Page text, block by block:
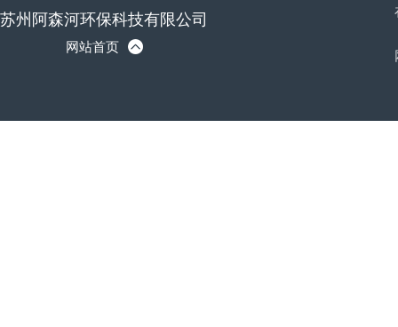
苏州阿森河环保科技有限公司
网站首页